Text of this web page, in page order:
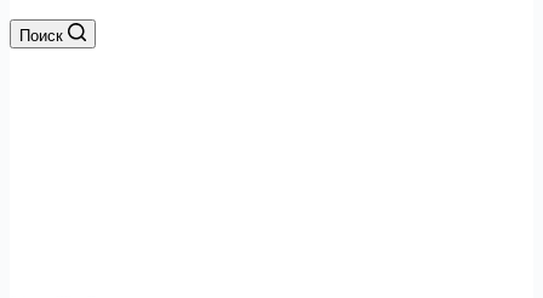
Поиск